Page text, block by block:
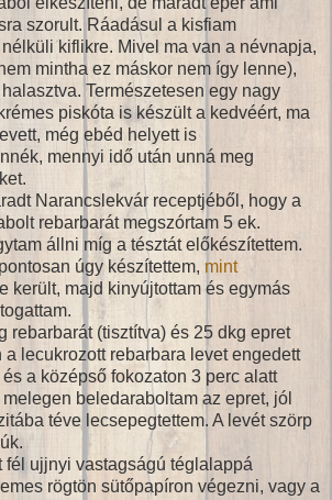
szorult. Ráadásul a kisfiam
kiflikre. Mivel ma van a névnapja,
mintha ez máskor nem így lenne),
Természetesen egy nagy
piskóta is készült a kedvéért, ma
még ebéd helyett is
mennyi idő után unná meg
Narancslekvár receptjéből, hogy a
rebarbarát megszórtam 5 ek.
állni míg a tésztát előkészítettem.
úgy készítettem, mint
került, majd kinyújtottam és egymás
rebarbarát (tisztítva) és 25 dkg epret
a lecukrozott rebarbara levet engedett
a középső fokozaton 3 perc alatt
beledaraboltam az epret, jól
téve lecsepegtettem. A levét szörp
fél ujjnyi vastagságú téglalappá
rögtön sütőpapíron végezni, vagy a